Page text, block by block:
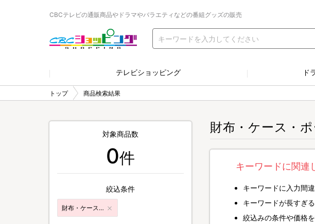
CBCテレビの通販商品やドラマやバラエティなどの番組グッズの販売
テレビショッピング ド
トップ 商品検索結果
財布・ケース・ポ
キーワードに関連
キーワードに入力間
キーワードが長すぎ
絞込みの条件や価格
対象商品数
0件
絞込条件
財布・ケース・ポーチ